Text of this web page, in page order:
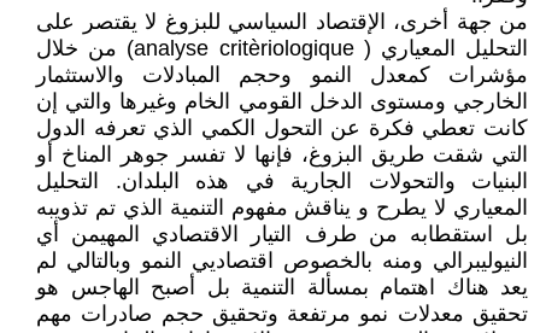
من جهة أخرى، الإقتصاد السياسي للبزوغ لا يقتصر على
التحليل المعياري ( analyse critèriologique) من خلال
مؤشرات كمعدل النمو وحجم المبادلات والاستثمار
الخارجي ومستوى الدخل القومي الخام وغيرها والتي إن
كانت تعطي فكرة عن التحول الكمي الذي تعرفه الدول
التي شقت طريق البزوغ، فإنها لا تفسر جوهر المناخ أو
البنيات والتحولات الجارية في هذه البلدان. التحليل
المعياري لا يطرح و يناقش مفهوم التنمية الذي تم تذويبه
بل استقطابه من طرف التيار الاقتصادي المهيمن أي
النيوليبرالي ومنه بالخصوص اقتصاديي النمو وبالتالي لم
يعد هناك اهتمام بمسألة التنمية بل أصبح الهاجس هو
تحقيق معدلات نمو مرتفعة وتحقيق حجم صادرات مهم